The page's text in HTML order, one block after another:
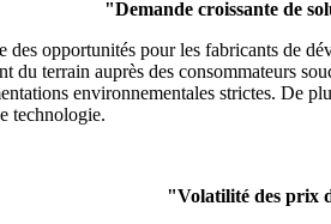
"Demande croissante de
des opportunités pour les fabricants de
du terrain auprès des consommateurs
environnementales strictes. De
technologie.
"Volatilité des prix